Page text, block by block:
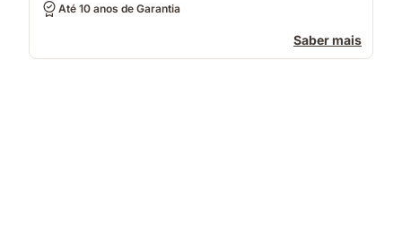
Até 10 anos de Garantia
Saber mais